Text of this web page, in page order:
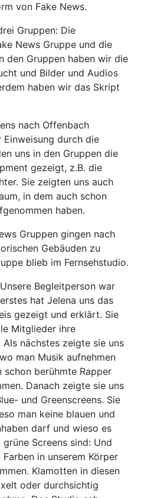
von Fake News.
Gruppen: Die
News Gruppe und die
den Gruppen haben wir die
und Bilder und Audios
haben wir das Skript
nach Offenbach
Einweisung durch die
uns in den Gruppen die
gezeigt, z.B. die
Sie zeigten uns auch
in dem auch schon
haben.
Gruppen gingen nach
Gebäuden zu
blieb im Fernsehstudio.
Unsere Begleitperson war
hat Jelena uns das
gezeigt und erklärt. Sie
Mitglieder ihre
nächstes zeigte sie uns
man Musik aufnehmen
schon berühmte Rapper
Danach zeigte sie uns
und Greenscreens. Sie
man keine blauen und
darf und wieso es
Screens sind: Und
in unserem Körper
Klamotten in diesen
oder durchsichtig